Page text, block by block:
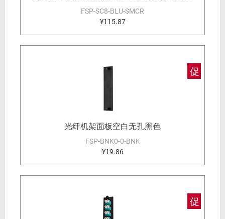
FSP-SC8-BLU-SMCR
¥115.87
促
光纤机架面板空白无孔黑色
FSP-BNK0-0-BNK
¥19.86
促